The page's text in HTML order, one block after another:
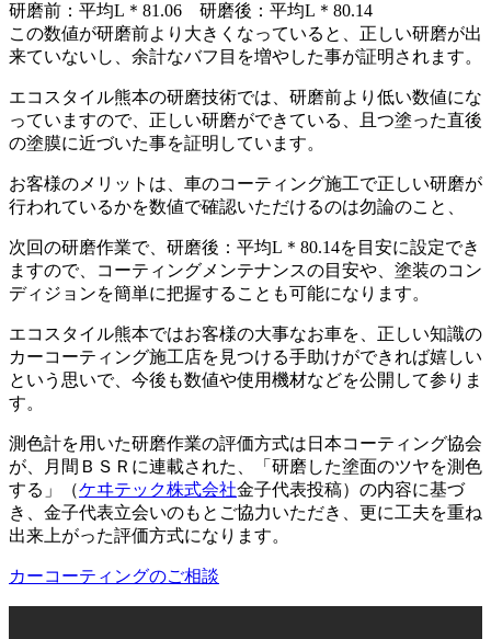
研磨前 ： 平均L＊81.06 研磨後 ： 平均L＊80.14
この数値が研磨前より大きくなっていると、正しい研磨が出
来ていないし、余計なバフ目を増やした事が証明 されます。
エコスタイル熊本の研磨技術では、研磨前より低い数値にな
っていますので、正しい研磨ができている、且つ塗った直後
の塗膜に近づいた事を証明しています。
お客様のメリットは、車のコーティング施工で正しい研磨が
行われているかを数値で確認いただけるのは勿論のこと、
次回の研磨作業で、 研磨後 ： 平均L＊80.14を目安に設定でき
ますので、コーティングメンテナンスの目安や、塗装のコン
ディジョンを簡単に把握することも可能になります。
エコスタイル熊本ではお客様の大事なお車を、正しい知識の
カーコーティング施工店を見つける手助けができれば嬉しい
という思いで、今後も数値や使用機材などを公開して参りま
す。
測色計を用いた研磨作業の評価方式は日本コーティング協会
が、月間ＢＳＲに連載された、「研磨した塗面のツヤを測色
する」（ケヰテック株式会社金子代表投稿）の内容に基づ
き、金子代表立会いのもとご協力いただき、更に工夫を重ね
出来上がった評価方式になります。
カーコーティングのご相談